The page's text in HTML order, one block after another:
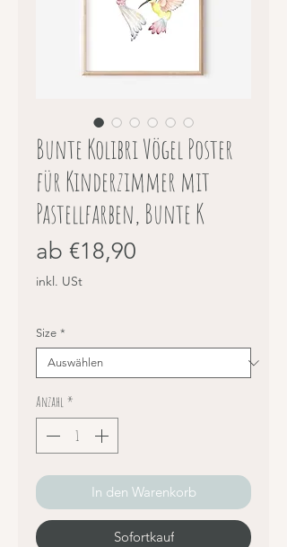
Bunte Kolibri Vögel Poster
für Kinderzimmer mit
Pastellfarben, Bunte K
ab €18,90
inkl. USt
Size *
Anzahl *
In den Warenkorb
Sofortkauf